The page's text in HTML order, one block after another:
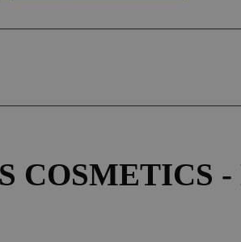
COSMETICS